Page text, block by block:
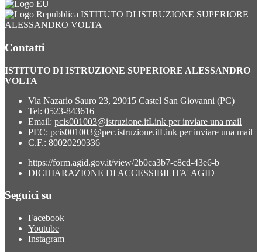
ISTITUTO DI ISTRUZIONE SUPERIORE
ALESSANDRO VOLTA
Contatti
ISTITUTO DI ISTRUZIONE SUPERIORE ALESSANDRO
VOLTA
Via Nazario Sauro 23, 29015 Castel San Giovanni (PC)
Tel: 0523-843616
Email: pcis001003@istruzione.itLink per inviare una mail
PEC: pcis001003@pec.istruzione.itLink per inviare una mail
C.F.: 80020290336
https://form.agid.gov.it/view/2b0ca3b7-c8cd-43e6-b
DICHIARAZIONE DI ACCESSIBILITA' AGID
Seguici su
Facebook
Youtube
Instagram